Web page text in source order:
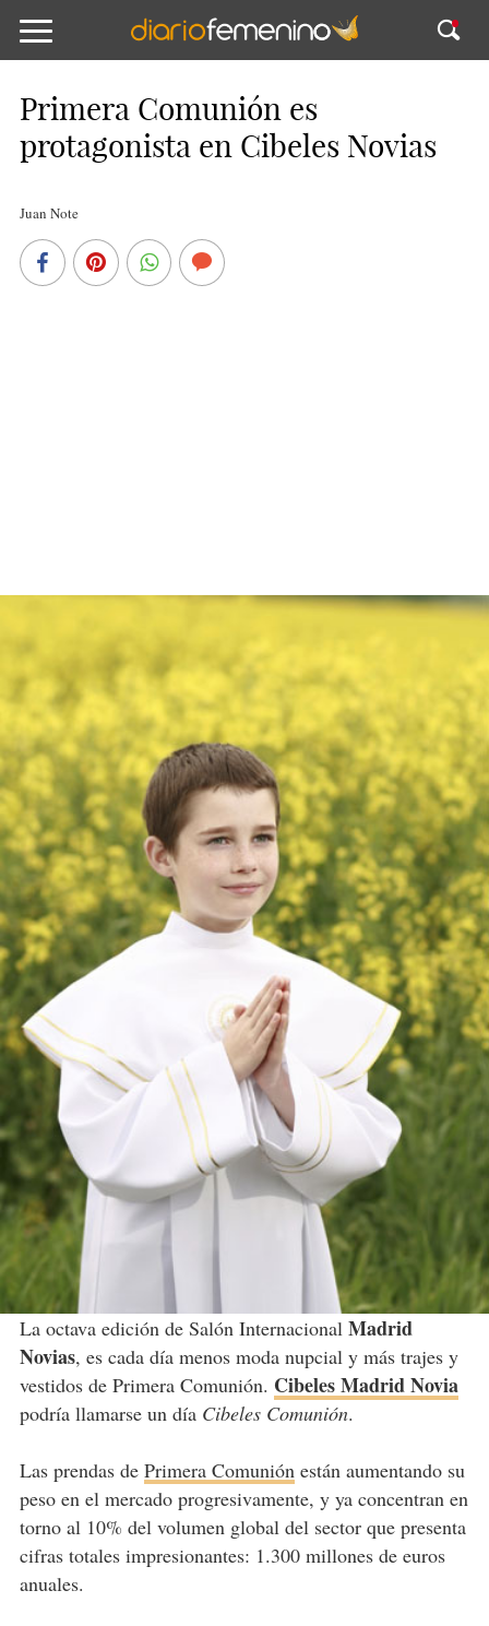
Primera Comunión es
protagonista en Cibeles Novias
Juan Note
La octava edición de Salón Internacional Madrid
Novias, es cada día menos moda nupcial y más trajes y
vestidos de Primera Comunión. Cibeles Madrid Novia
podría llamarse un día Cibeles Comunión.
Las prendas de Primera Comuniónestán aumentando su
peso en el mercado progresivamente, y ya concentran en
torno al 10% del volumen global del sector que presenta
cifras totales impresionantes: 1.300 millones de euros
anuales.